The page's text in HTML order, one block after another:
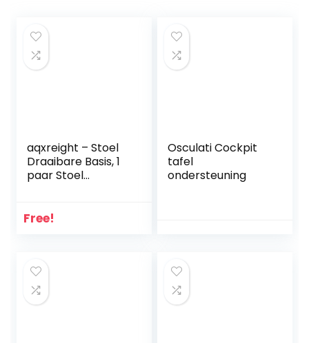
aqxreight – Stoel
Draaibare Basis, 1
paar Stoel
Hoge Sterkte 360 ​​
Free!
Osculati Cockpit
tafel
ondersteuning